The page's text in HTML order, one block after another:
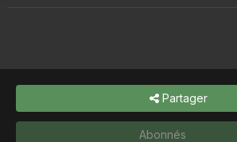
Partager
Abonnés